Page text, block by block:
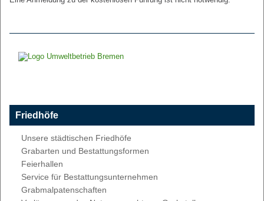
Friedhöfe
Unsere städtischen Friedhöfe
Grabarten und Bestattungsformen
Feierhallen
Service für Bestattungsunternehmen
Grabmalpatenschaften